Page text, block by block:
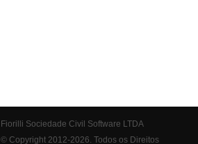
Fiorilli Sociedade Civil Software LTDA
© Copyright 2012-2026. Todos os Direitos